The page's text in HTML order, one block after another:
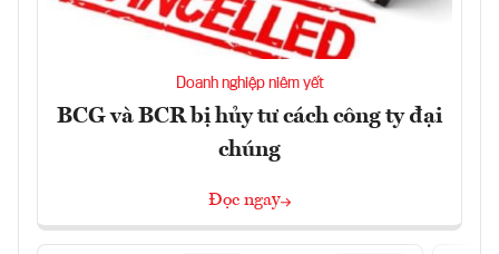
Doanh nghiệp niêm yết
BCG và BCR bị hủy tư cách công ty đại
chúng
Đọc ngay